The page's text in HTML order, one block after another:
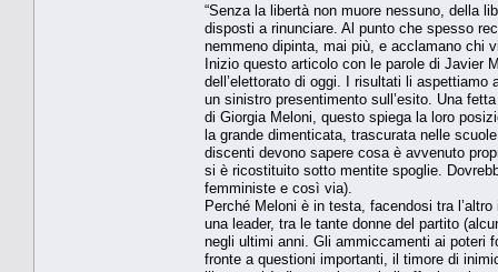
“Senza la libertà non muore nessuno, della
disposti a rinunciare. Al punto che spesso
nemmeno dipinta, mai più, e acclamano chi
Inizio questo articolo con le parole di Javier
dell’elettorato di oggi. I risultati li aspettiamo
un sinistro presentimento sull’esito. Una
di Giorgia Meloni, questo spiega la loro
la grande dimenticata, trascurata nelle
discenti devono sapere cosa è avvenuto
si è ricostituito sotto mentite spoglie.
femministe e così via).
Perché Meloni è in testa, facendosi tra
una leader, tra le tante donne del partito
negli ultimi anni. Gli ammiccamenti ai poteri
fronte a questioni importanti, il timore di